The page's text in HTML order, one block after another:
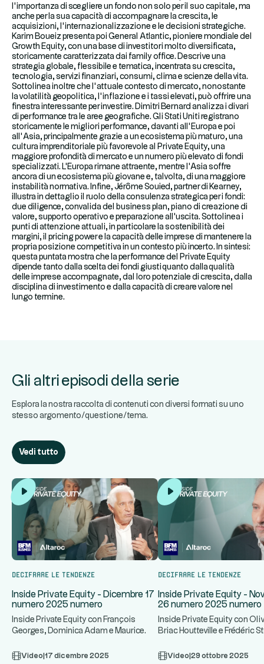
l’importanza di scegliere un fondo non solo per il suo capitale, ma
anche per la sua capacità di accompagnare la crescita, le
acquisizioni, l’internazionalizzazione e le decisioni strategiche.
Karim Boueiz presenta poi General Atlantic, pioniere mondiale del
Growth Equity, con una base di investitori molto diversificata,
storicamente caratterizzata dai family office. Descrive una
strategia globale, flessibile e tematica, incentrata su crescita,
tecnologia, servizi finanziari, consumi, clima e scienze della vita.
Sottolinea inoltre che l’attuale contesto di mercato, nonostante
la volatilità geopolitica, l’inflazione e i tassi elevati, può offrire una
finestra interessante per investire. Dimitri Bernard analizza i divari
di performance tra le aree geografiche. Gli Stati Uniti registrano
storicamente le migliori performance, davanti all’Europa e poi
all’Asia, principalmente grazie a un ecosistema più maturo, una
cultura imprenditoriale più favorevole al Private Equity, una
maggiore profondità di mercato e un numero più elevato di fondi
specializzati. L'Europa rimane attraente, mentre l'Asia soffre
ancora di un ecosistema più giovane e, talvolta, di una maggiore
instabilità normativa. Infine, Jérôme Souied, partner di Kearney,
illustra in dettaglio il ruolo della consulenza strategica per i fondi:
due diligence, convalida del business plan, piano di creazione di
valore, supporto operativo e preparazione all'uscita. Sottolinea i
punti di attenzione attuali, in particolare la sostenibilità dei
margini, il pricing power e la capacità delle imprese di mantenere la
propria posizione competitiva in un contesto più incerto. In sintesi:
questa puntata mostra che la performance del Private Equity
dipende tanto dalla scelta dei fondi giusti quanto dalla qualità
delle imprese accompagnate, dal loro potenziale di crescita, dalla
disciplina di investimento e dalla capacità di creare valore nel
lungo termine.
Gli altri episodi della serie
Esplora la nostra raccolta di contenuti con diversi formati su uno
stesso argomento/questione/tema.
Vedi tutto
Decifrare le tendenze
Inside Private Equity - Dicembre 17
numero 2025 numero
Inside Private Equity con François
Georges, Dominica Adam e Maurice
Video 17 dicembre 2025
Decifrare le tendenze
Inside Private Equity -
26 numero 2025 numero
Inside Private Equity con
Briac Houtteville e Frédéric
Video 29 ottobre 2025